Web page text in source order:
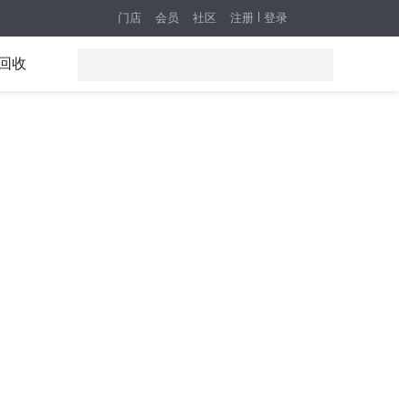
注册 登录
门店 会员 社区
回收